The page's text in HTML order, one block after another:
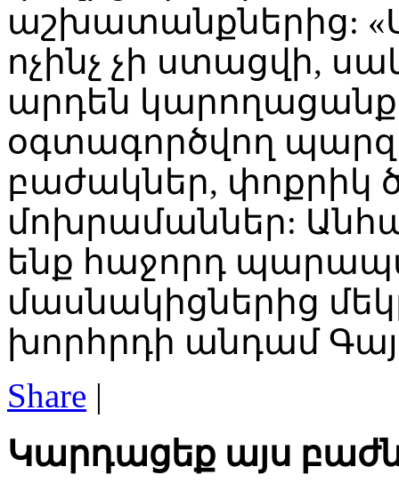
աշխատանքներից:
ոչինչ չի ստացվի,
արդեն
օգտագործվող
բաժակներ, փոքրիկ
մոխրամաններ:
ենք հաջորդ
մասնակիցներից
խորհրդի անդամ
Share |
Կարդացեք այս